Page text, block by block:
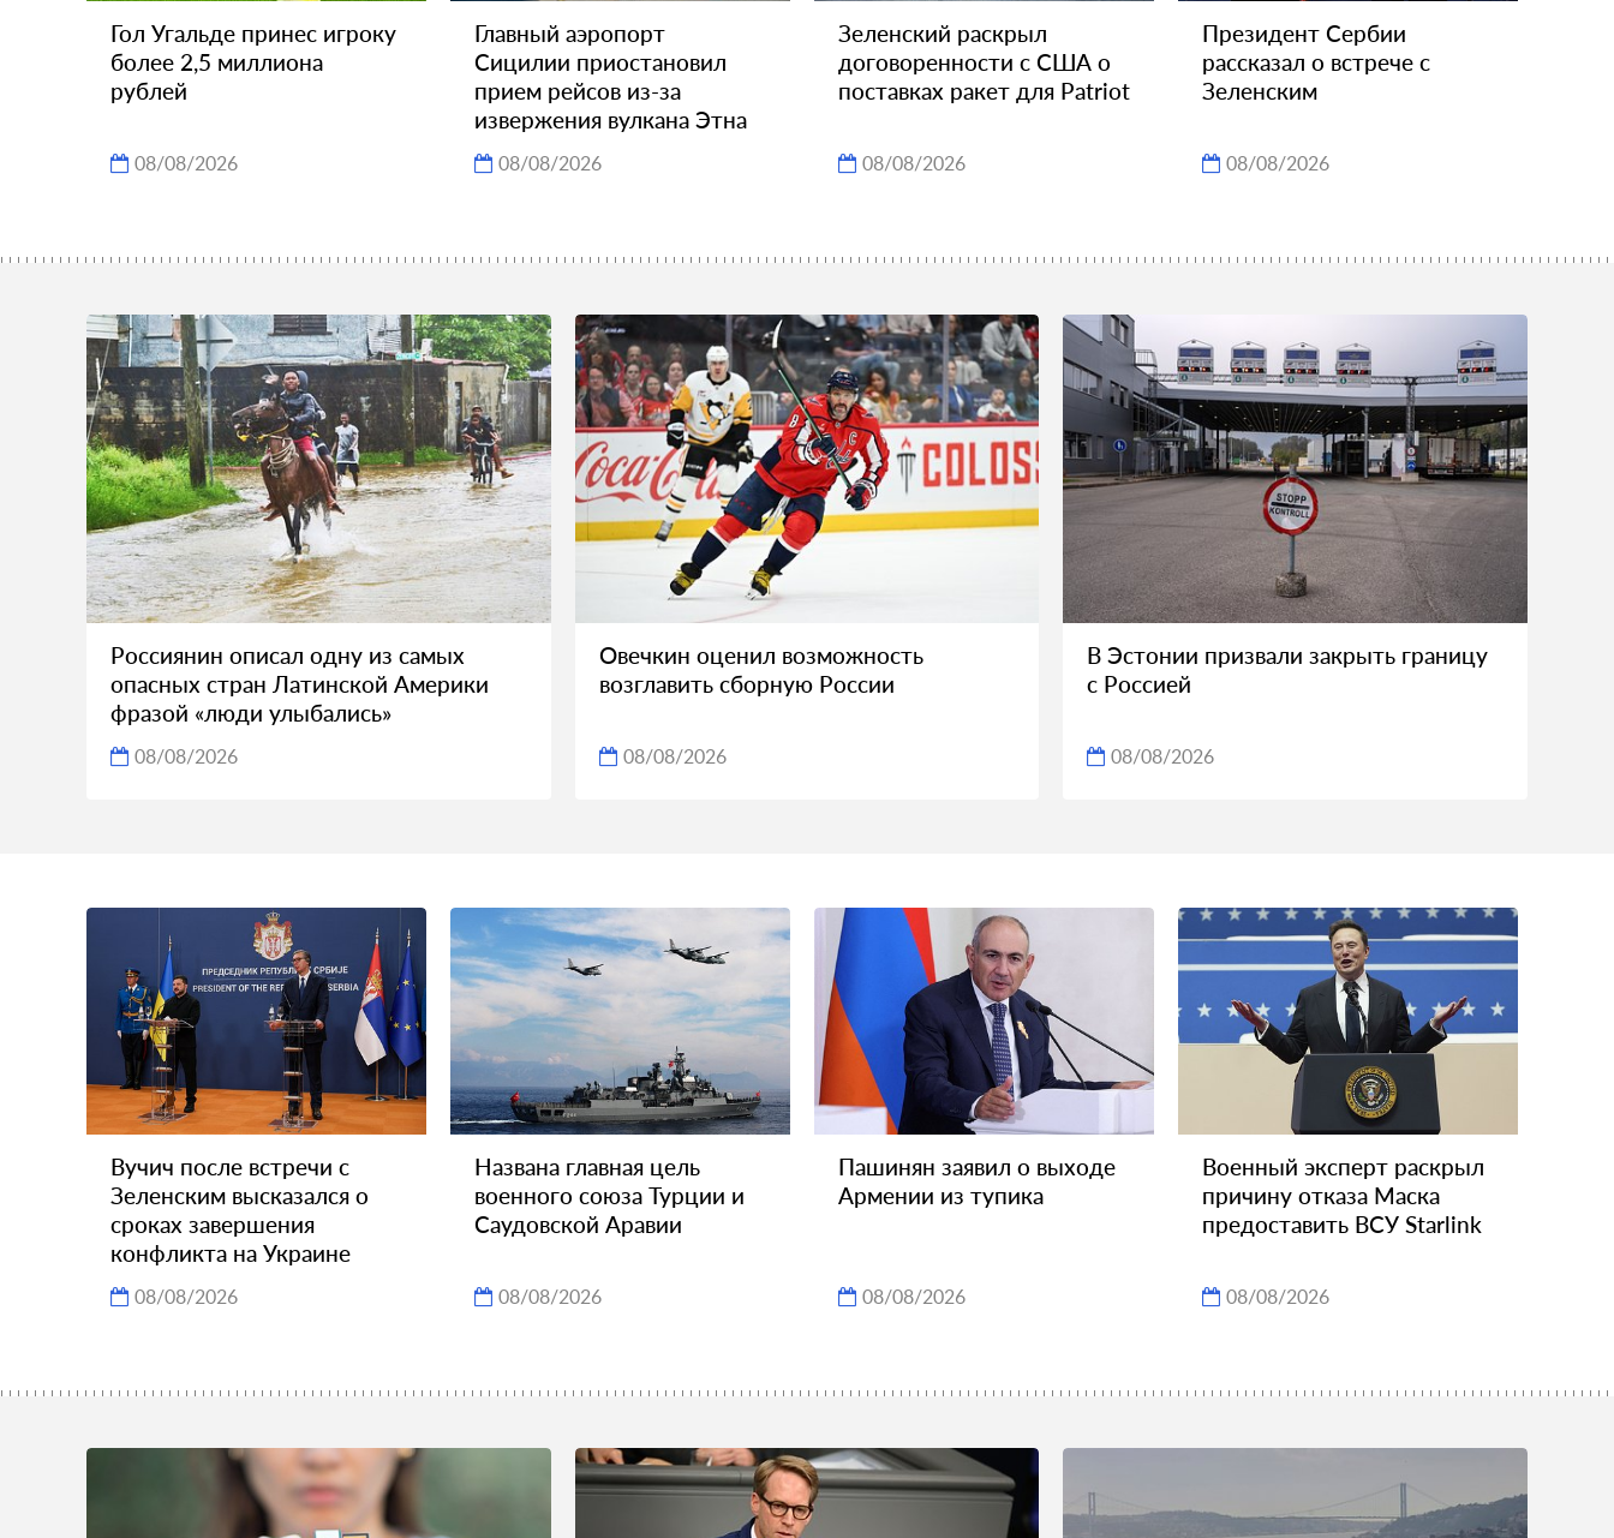
Гол Угальде принес игроку
более 2,5 миллиона
рублей
08/08/2026
Главный аэропорт
Сицилии приостановил
прием рейсов из-за
извержения вулкана Этна
08/08/2026
Зеленский раскрыл
договоренности с США о
поставках ракет для Patriot
08/08/2026
Президент Сербии
рассказал о встрече с
Зеленским
08/08/2026
Россиянин описал одну из самых
опасных стран Латинской Америки
фразой «люди улыбались»
08/08/2026
Овечкин оценил возможность
возглавить сборную России
08/08/2026
В Эстонии призвали закрыть границу
с Россией
08/08/2026
Вучич после встречи с
Зеленским высказался о
сроках завершения
конфликта на Украине
08/08/2026
Названа главная цель
военного союза Турции и
Саудовской Аравии
08/08/2026
Пашинян заявил о выходе
Армении из тупика
08/08/2026
Военный эксперт раскрыл
причину отказа Маска
предоставить ВСУ Starlink
08/08/2026